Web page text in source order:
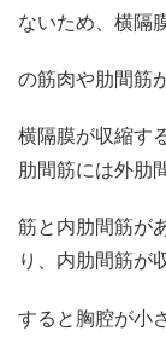
ないため、横隔
の筋肉や肋間筋
横隔膜が収縮す
肋間筋には外肋
筋と内肋間筋が
り、内肋間筋が
すると胸腔が小